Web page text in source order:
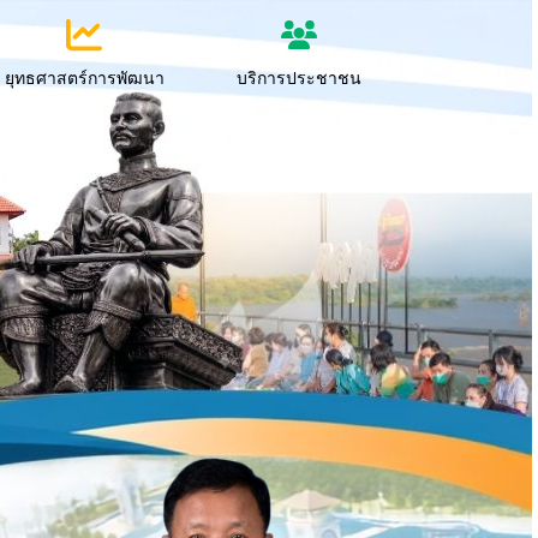
ยุทธศาสตร์การพัฒนา บริการประชาชน